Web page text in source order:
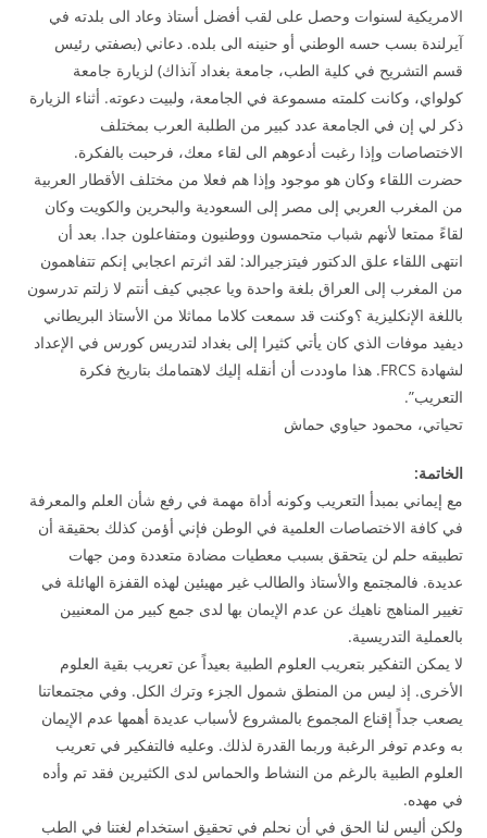
الامريكية لسنوات وحصل على لقب أفضل أستاذ وعاد الى بلدته في
آيرلندة بسب حسه الوطني أو حنينه الى بلده. دعاني (بصفتي رئيس
قسم التشريح في كلية الطب، جامعة بغداد آنذاك) لزيارة جامعة
كولواي، وكانت كلمته مسموعة في الجامعة، ولبيت دعوته. أثناء الزيارة
ذكر لي إن في الجامعة عدد كبير من الطلبة العرب بمختلف
الاختصاصات وإذا رغبت أدعوهم الى لقاء معك، فرحبت بالفكرة.
حضرت اللقاء وكان هو موجود وإذا هم فعلا من مختلف الأقطار العربية
من المغرب العربي إلى مصر إلى السعودية والبحرين والكويت وكان
لقاءً ممتعا لأنهم شباب متحمسون ووطنيون ومتفاعلون جدا. بعد أن
انتهى اللقاء علق الدكتور فيتزجيرالد: لقد اثرتم اعجابي إنكم تتفاهمون
من المغرب إلى العراق بلغة واحدة ويا عجبي كيف أنتم لا زلتم تدرسون
باللغة الإنكليزية ؟وكنت قد سمعت كلاما مماثلا من الأستاذ البريطاني
ديفيد موفات الذي كان يأتي كثيرا إلى بغداد لتدريس كورس في الإعداد
لشهادة FRCS. هذا ماوددت أن أنقله إليك لاهتمامك بتاريخ فكرة
التعريب”.
تحياتي، محمود حياوي حماش
الخاتمة:
مع إيماني بمبدأ التعريب وكونه أداة مهمة في رفع شأن العلم والمعرفة
في كافة الاختصاصات العلمية في الوطن فإني أؤمن كذلك بحقيقة أن
تطبيقه حلم لن يتحقق بسبب معطيات مضادة متعددة ومن جهات
عديدة. فالمجتمع والأستاذ والطالب غير مهيئين لهذه القفزة الهائلة في
تغيير المناهج ناهيك عن عدم الإيمان بها لدى جمع كبير من المعنيين
بالعملية التدريسية.
لا يمكن التفكير بتعريب العلوم الطبية بعيداً عن تعريب بقية العلوم
الأخرى. إذ ليس من المنطق شمول الجزء وترك الكل. وفي مجتمعاتنا
يصعب جداً إقناع المجموع بالمشروع لأسباب عديدة أهمها عدم الإيمان
به وعدم توفر الرغبة وربما القدرة لذلك. وعليه فالتفكير في تعريب
العلوم الطبية بالرغم من النشاط والحماس لدى الكثيرين فقد تم وأده
في مهده.
ولكن أليس لنا الحق في أن نحلم في تحقيق استخدام لغتنا في الطب